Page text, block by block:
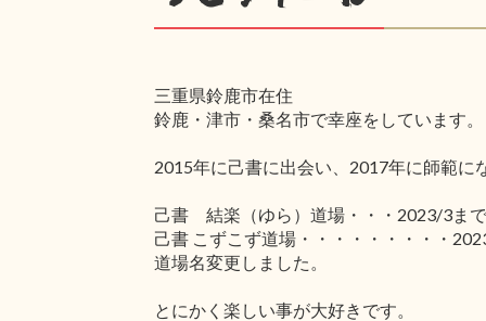
三重県鈴鹿市在住
鈴鹿・津市・桑名市で幸座をしています。
2015年に己書に出会い、2017年に師範に
己書 結楽（ゆら）道場・・・2023/3まで
己書 こずこず道場・・・・・・・・・
道場名変更しました。
とにかく楽しい事が大好きです。